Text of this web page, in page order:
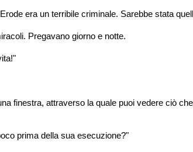
era un terribile criminale. Sarebbe stata
Pregavano giorno e notte.
finestra, attraverso la quale puoi vedere ciò
prima della sua esecuzione?"